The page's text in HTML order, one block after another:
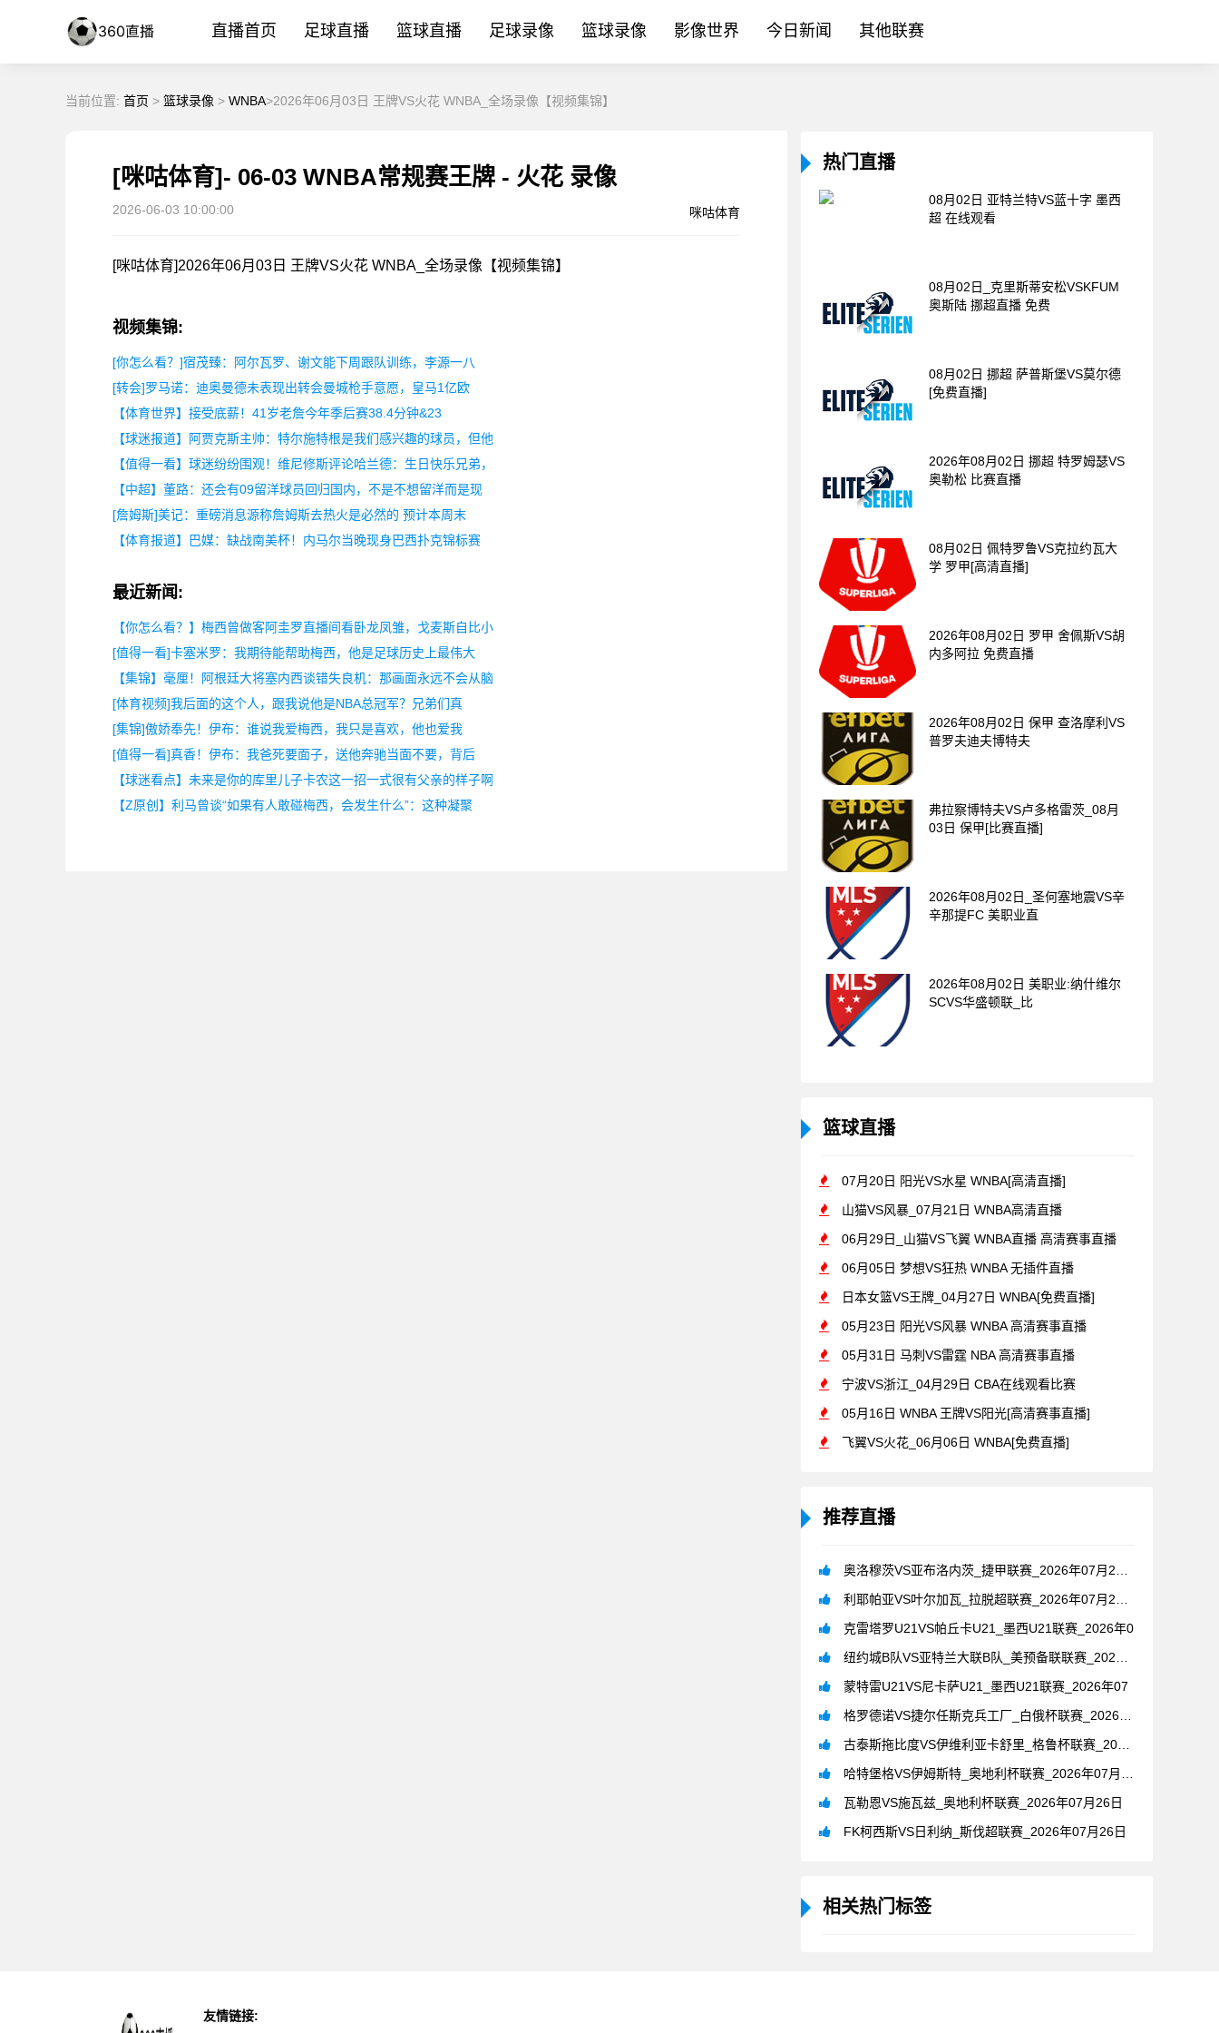
直播首页 足球直播 篮球直播 足球录像 篮球录像 影像世界 今日新闻 其他联赛
当前位置: 首页 > 篮球录像 > WNBA>2026年06月03日 王牌VS火花 WNBA_全场录像【视频集锦】
[咪咕体育]- 06-03 WNBA常规赛王牌 - 火花 录像
2026-06-03 10:00:00 咪咕体育
[咪咕体育]2026年06月03日 王牌VS火花 WNBA_全场录像【视频集锦】
视频集锦:
[你怎么看？]宿茂臻：阿尔瓦罗、谢文能下周跟队训练，李源一八
[转会]罗马诺：迪奥曼德未表现出转会曼城枪手意愿，皇马1亿欧
【体育世界】接受底薪！41岁老詹今年季后赛38.4分钟&23
【球迷报道】阿贾克斯主帅：特尔施特根是我们感兴趣的球员，但他
【值得一看】球迷纷纷围观！维尼修斯评论哈兰德：生日快乐兄弟，
【中超】董路：还会有09留洋球员回归国内，不是不想留洋而是现
[詹姆斯]美记：重磅消息源称詹姆斯去热火是必然的 预计本周末
【体育报道】巴媒：缺战南美杯！内马尔当晚现身巴西扑克锦标赛
最近新闻:
【你怎么看？】梅西曾做客阿圭罗直播间看卧龙凤雏，戈麦斯自比小
[值得一看]卡塞米罗：我期待能帮助梅西，他是足球历史上最伟大
【集锦】毫厘！阿根廷大将塞内西谈错失良机：那画面永远不会从脑
[体育视频]我后面的这个人，跟我说他是NBA总冠军？兄弟们真
[集锦]傲娇奉先！伊布：谁说我爱梅西，我只是喜欢，他也爱我
[值得一看]真香！伊布：我爸死要面子，送他奔驰当面不要，背后
【球迷看点】未来是你的库里儿子卡农这一招一式很有父亲的样子啊
【Z原创】利马曾谈“如果有人敢碰梅西，会发生什么”：这种凝聚
热门直播
08月02日 亚特兰特VS蓝十字 墨西
超 在线观看
08月02日_克里斯蒂安松VSKFUM
奥斯陆 挪超直播 免费
08月02日 挪超 萨普斯堡VS莫尔德
[免费直播]
2026年08月02日 挪超 特罗姆瑟VS
奥勒松 比赛直播
08月02日 佩特罗鲁VS克拉约瓦大
学 罗甲[高清直播]
2026年08月02日 罗甲 舍佩斯VS胡
内多阿拉 免费直播
2026年08月02日 保甲 查洛摩利VS
普罗夫迪夫博特夫
弗拉察博特夫VS卢多格雷茨_08月
03日 保甲[比赛直播]
2026年08月02日_圣何塞地震VS辛
辛那提FC 美职业直
2026年08月02日 美职业:纳什维尔
SCVS华盛顿联_比
篮球直播
07月20日 阳光VS水星 WNBA[高清直播]
山猫VS风暴_07月21日 WNBA高清直播
06月29日_山猫VS飞翼 WNBA直播 高清赛事直播
06月05日 梦想VS狂热 WNBA 无插件直播
日本女篮VS王牌_04月27日 WNBA[免费直播]
05月23日 阳光VS风暴 WNBA 高清赛事直播
05月31日 马刺VS雷霆 NBA 高清赛事直播
宁波VS浙江_04月29日 CBA在线观看比赛
05月16日 WNBA 王牌VS阳光[高清赛事直播]
飞翼VS火花_06月06日 WNBA[免费直播]
推荐直播
奥洛穆茨VS亚布洛内茨_捷甲联赛_2026年07月26日
利耶帕亚VS叶尔加瓦_拉脱超联赛_2026年07月26日
克雷塔罗U21VS帕丘卡U21_墨西U21联赛_2026年0
纽约城B队VS亚特兰大联B队_美预备联联赛_2026年07月
蒙特雷U21VS尼卡萨U21_墨西U21联赛_2026年07
格罗德诺VS捷尔任斯克兵工厂_白俄杯联赛_2026年07月2
古泰斯拖比度VS伊维利亚卡舒里_格鲁杯联赛_2026年07月
哈特堡格VS伊姆斯特_奥地利杯联赛_2026年07月26日
瓦勒恩VS施瓦兹_奥地利杯联赛_2026年07月26日
FK柯西斯VS日利纳_斯伐超联赛_2026年07月26日
相关热门标签
友情链接: